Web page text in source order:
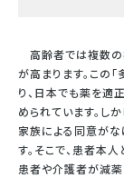
高齢者では複数の
が高まります。この
り、日本でも薬を適
められています。し
家族による同意がな
す。そこで、患者本
患者や介護者が減